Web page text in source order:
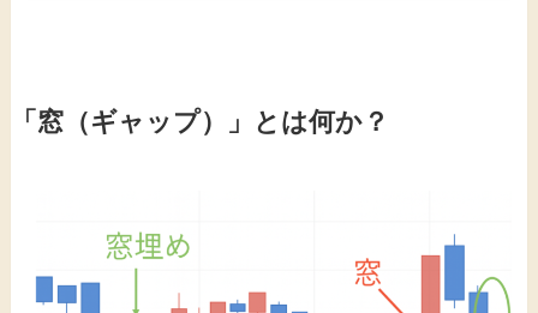
「窓（ギャップ）」とは何か？